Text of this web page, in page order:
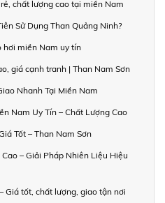
chất lượng cao tại miền Nam
Sử Dụng Than Quảng Ninh?
hơi miền Nam uy tín
giá cạnh tranh | Than Nam Sơn
Nhanh Tại Miền Nam
Nam Uy Tín – Chất Lượng Cao
Tốt – Than Nam Sơn
– Giải Pháp Nhiên Liệu Hiệu
Giá tốt, chất lượng, giao tận nơi